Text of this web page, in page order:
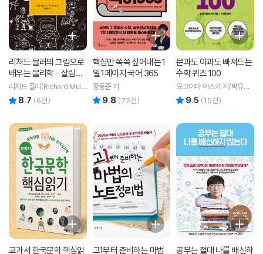
리처드 뮬러의 그림으로
배우는 물리학 - 살림청
소년 융합형 수학과학 총
서
리처드 뮬러(Richard Mulle
r) 저/장종훈 역
8.7 (6건)
핵심만 쏙쏙 짚어내는 1
일 1페이지 국어 365
장동준 저
9.8 (72건)
문과도 이과도 빠져드는
수학 퀴즈 100
요코야마 아스키 저/박유미
역 9.5 (15건)
교과서 한국문학 핵심읽
고1부터 준비하는 마법
공부는 절대 나를 배신하